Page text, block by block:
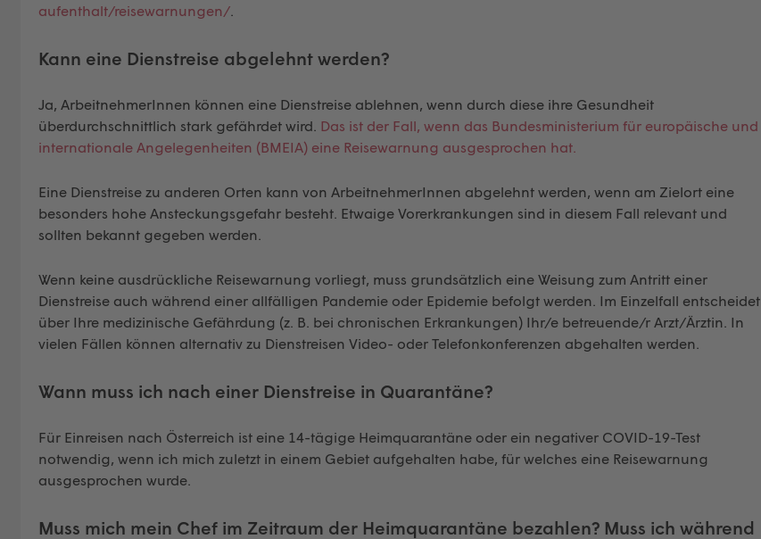
aufenthalt/reisewarnungen/
Kann eine Dienstreise abgelehnt werden?
Ja, ArbeitnehmerInnen können eine Dienstreise ablehnen, wenn durch diese ihre Gesundheit
überdurchschnittlich stark gefährdet wird. Das ist der Fall, wenn das Bundesministerium für europäische und
internationale Angelegenheiten (BMEIA) eine Reisewarnung ausgesprochen hat.
Eine Dienstreise zu anderen Orten kann von ArbeitnehmerInnen abgelehnt werden, wenn am Zielort eine
besonders hohe Ansteckungsgefahr besteht. Etwaige Vorerkrankungen sind in diesem Fall relevant und
sollten bekannt gegeben werden.
Wenn keine ausdrückliche Reisewarnung vorliegt, muss grundsätzlich eine Weisung zum Antritt einer
Dienstreise auch während einer allfälligen Pandemie oder Epidemie befolgt werden. Im Einzelfall entscheidet
über Ihre medizinische Gefährdung (z. B. bei chronischen Erkrankungen) Ihr/e betreuende/r Arzt/Ärztin. In
vielen Fällen können alternativ zu Dienstreisen Video- oder Telefonkonferenzen abgehalten werden.
Wann muss ich nach einer Dienstreise in Quarantäne?
Für Einreisen nach Österreich ist eine 14-tägige Heimquarantäne oder ein negativer COVID-19-Test
notwendig, wenn ich mich zuletzt in einem Gebiet aufgehalten habe, für welches eine Reisewarnung
ausgesprochen wurde.
Muss mich mein Chef im Zeitraum der Heimquarantäne bezahlen? Muss ich während